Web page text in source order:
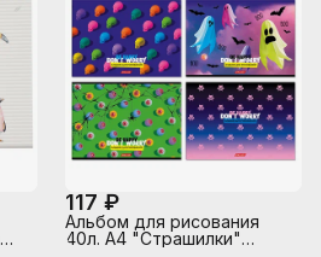
117 ₽
Альбом для рисования
40л. А4 "Страшилки"